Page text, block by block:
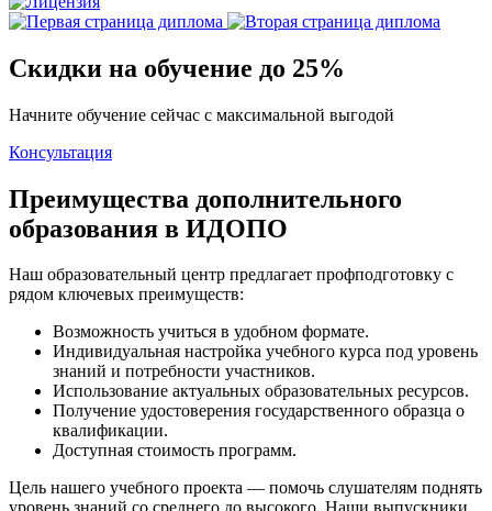
Скидки на обучение до 25%
Начните обучение сейчас с максимальной выгодой
Консультация
Преимущества дополнительного
образования в ИДОПО
Наш образовательный центр предлагает профподготовку с
рядом ключевых преимуществ:
Возможность учиться в удобном формате.
Индивидуальная настройка учебного курса под уровень
знаний и потребности участников.
Использование актуальных образовательных ресурсов.
Получение удостоверения государственного образца о
квалификации.
Доступная стоимость программ.
Цель нашего учебного проекта — помочь слушателям поднять